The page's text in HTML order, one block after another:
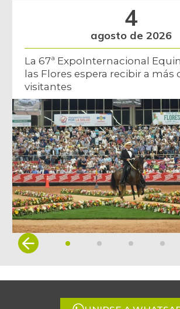
4
agosto de 2026
La 67ª ExpoInternacional
las Flores espera recibir a más
visitantes
Item
5